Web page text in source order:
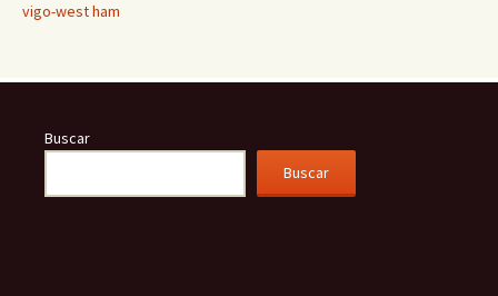
vigo-west ham
Buscar
Buscar